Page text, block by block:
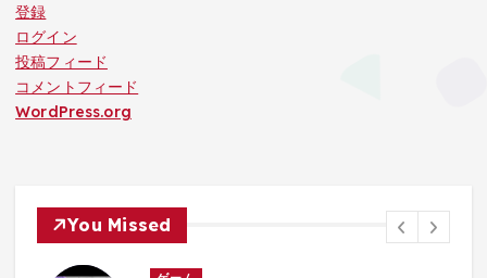
登録
ログイン
投稿フィード
コメントフィード
WordPress.org
You Missed